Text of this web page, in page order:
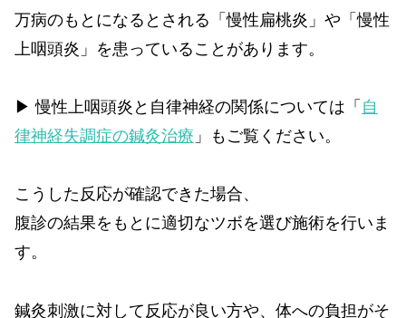
万病のもとになるとされる「慢性扁桃炎」や「慢性
上咽頭炎」を患っていることがあります。
▶ 慢性上咽頭炎と自律神経の関係については「 自
律神経失調症の鍼灸治療 」もご覧ください。
こうした反応が確認できた場合、
腹診の結果をもとに適切なツボを選び施術を行いま
す。
鍼灸刺激に対して反応が良い方や、体への負担がそ